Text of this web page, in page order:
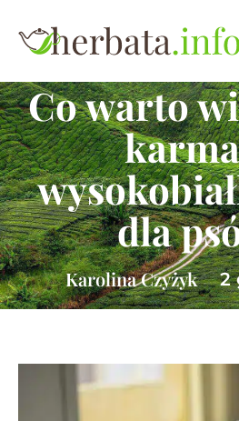
Co warto
dla
Karolina Czyżyk 2